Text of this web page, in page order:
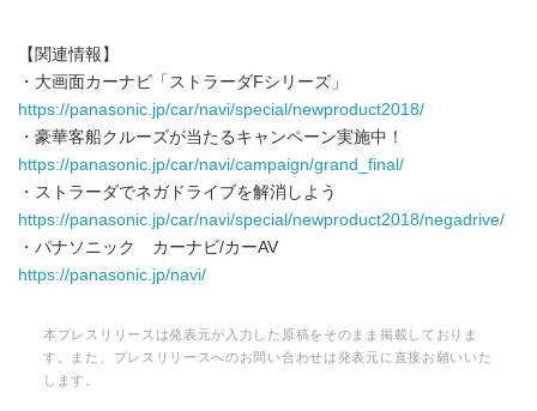
【関連情報】
・大画面カーナビ「ストラーダFシリーズ」
https://panasonic.jp/car/navi/special/newproduct2018/
・豪華客船クルーズが当たるキャンペーン実施中！
https://panasonic.jp/car/navi/campaign/grand_final/
・ストラーダでネガドライブを解消しよう
https://panasonic.jp/car/navi/special/newproduct2018/negadrive/
・パナソニック カーナビ/カーAV
https://panasonic.jp/navi/
本プレスリリースは発表元が入力した原稿をそのまま掲載しておりま
す。また、プレスリリースへのお問い合わせは発表元に直接お願いいた
します。